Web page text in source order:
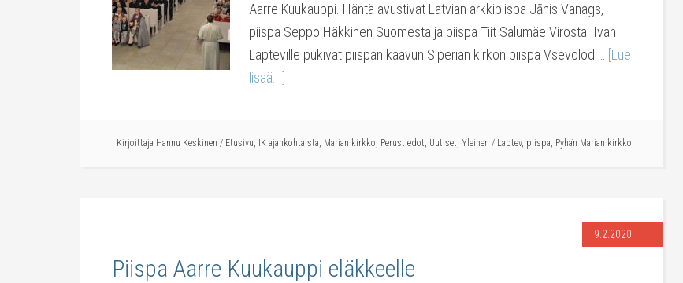
Aarre Kuukauppi. Häntä avustivat Latvian arkkipiispa Jānis Vanags,
piispa Seppo Häkkinen Suomesta ja piispa Tiit Salumäe Virosta. Ivan
Lapteville pukivat piispan kaavun Siperian kirkon piispa Vsevolod …
[Lue
lisää...]
Kirjoittaja Hannu Keskinen / Etusivu, IK ajankohtaista, Marian kirkko, Perustiedot, Uutiset, Yleinen / Laptev, piispa, Pyhän Marian kirkko
9.2.2020
Piispa Aarre Kuukauppi eläkkeelle